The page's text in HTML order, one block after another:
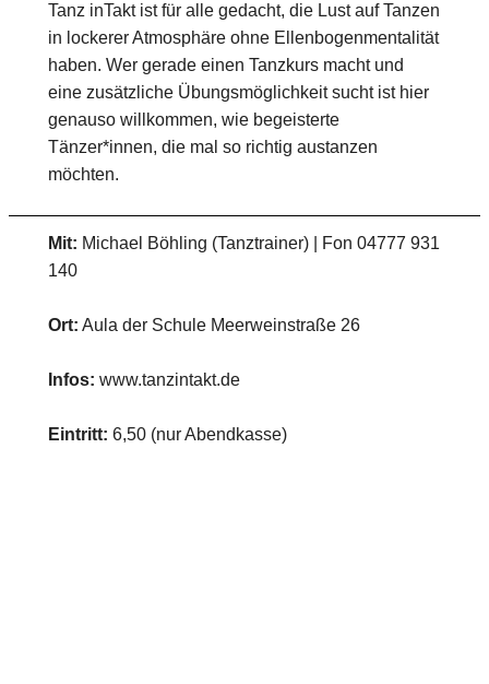
Tanz inTakt ist für alle gedacht, die Lust auf Tanzen
in lockerer Atmosphäre ohne Ellenbogenmentalität
haben. Wer gerade einen Tanzkurs macht und
eine zusätzliche Übungsmöglichkeit sucht ist hier
genauso willkommen, wie begeisterte
Tänzer*innen, die mal so richtig austanzen
möchten.
Mit: Michael Böhling (Tanztrainer) | Fon 04777 931
140
Ort: Aula der Schule Meerweinstraße 26
Infos: www.tanzintakt.de
Eintritt: 6,50 (nur Abendkasse)